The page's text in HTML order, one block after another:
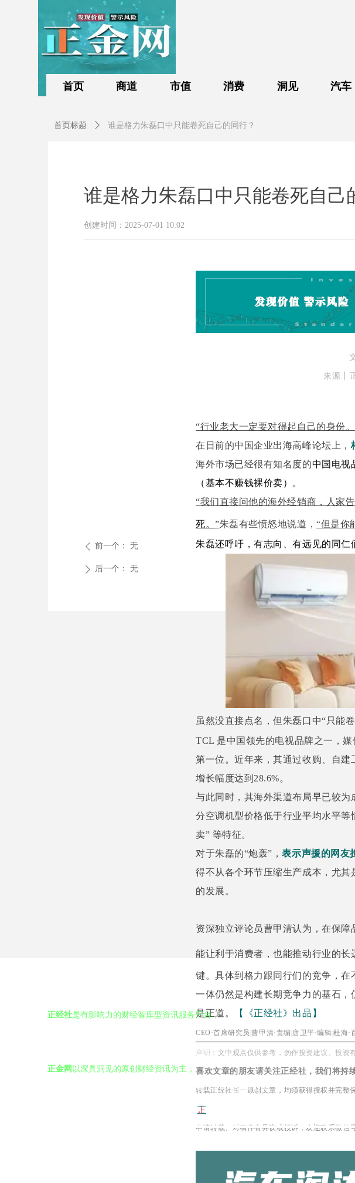
首页 商道 市值 消费 洞见 汽车
谁是格力朱磊口中只能卷死自己
来源
“行业老大一定要对得起自己的身份
在日前的中国企业出海高峰论坛上，
海外市场已经很有知名度的中国电视
（基本不赚钱裸价卖） 。
“我们直接问他的海外经销商，人家
死。”朱磊有些愤怒地说道，“但是你
朱磊还呼吁，有志向、有远见的同仁
虽然没直接点名，但朱磊口中“只能
TCL 是中国领先的电视品牌之一，
第一位。近年来，其通过收购、自建
增长幅度达到28.6%。
与此同时，其海外渠道布局早已较
分空调机型价格低于行业平均水平等
卖” 等特征。
对于朱磊的“炮轰”，表示声援的网友
得不从各个环节压缩生产成本，尤
的发展。
资深独立评论员曹甲清认为，在保
能让利于消费者，也能推动行业的
键。具体到格力跟同行们的竞争，
一体仍然是构建长期竞争力的基石
是正道。
【《正经社》出品】
CEO ·首席研究员 |曹甲清·责编|唐卫平·编辑|杜海·
声明：文中观点仅供参考，勿作投资建议。投资
喜欢文章的朋友请关注正经社，我们将持
转载正经社任一原创文章，均须获得授权并完整
申请转载、 对稿件有异议或投诉，欢迎联系微信
创建时间： 2025-07-01 10:02
首页标题 ꄲ 谁是格力朱磊口中只能卷死自己的同行？